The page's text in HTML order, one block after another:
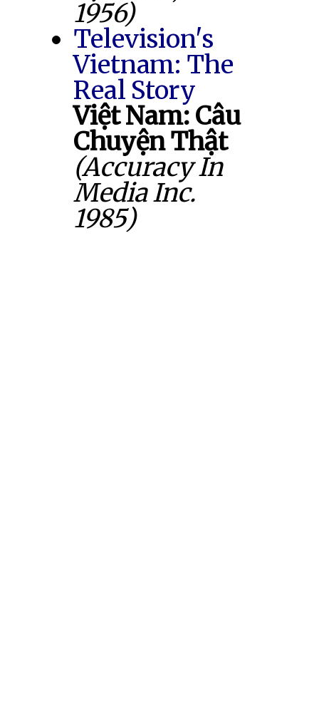
1956)
Television's
Vietnam: The
Real Story
Việt Nam: Câu
Chuyện Thật
(Accuracy In
Media Inc.
1985)